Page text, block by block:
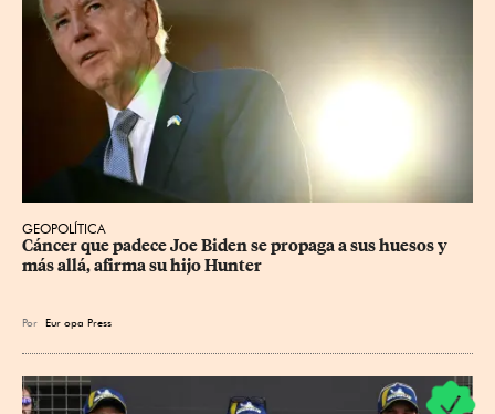
GEOPOLÍTICA
Cáncer que padece Joe Biden se propaga a sus huesos y
más allá, afirma su hijo Hunter
Por Eur opa Press